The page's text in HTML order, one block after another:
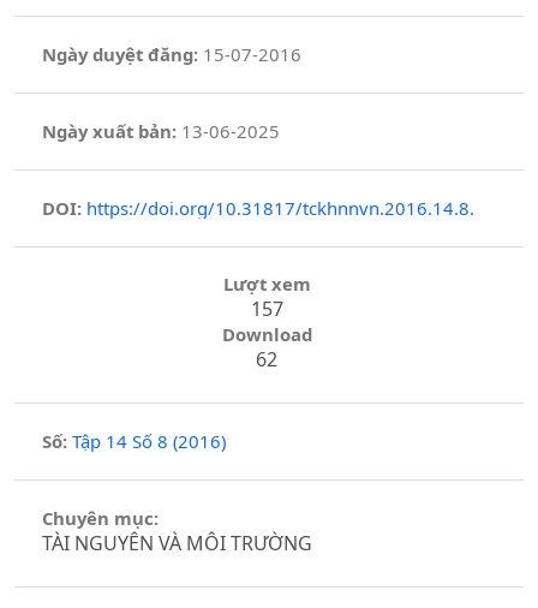
Ngày duyệt đăng:15-07-2016
Ngày xuất bản: 13-06-2025
DOI: https://doi.org/10.31817/tckhnnvn.2016.14.8.
Lượt xem
157
Download
62
Số: Tập 14 Số 8 (2016)
Chuyên mục:
TÀI NGUYÊN VÀ MÔI TRƯỜNG